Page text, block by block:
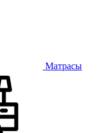
Матрасы